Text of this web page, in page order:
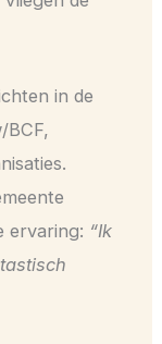
in de
BCF,
ervaring: “Ik